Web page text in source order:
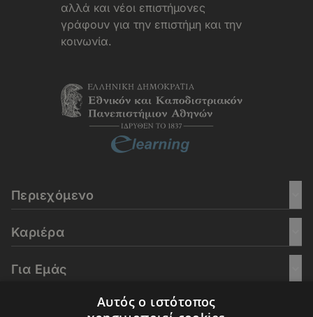
αλλά και νέοι επιστήμονες
γράφουν για την επιστήμη και την
κοινωνία.
Περιεχόμενο
Καριέρα
Για Εμάς
Αυτός ο ιστότοπος